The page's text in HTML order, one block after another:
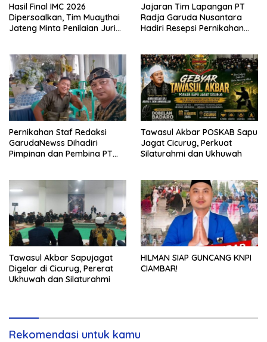
Hasil Final IMC 2026
Dipersoalkan, Tim Muaythai
Jateng Minta Penilaian Juri
Jajaran Tim Lapangan PT
Radja Garuda Nusantara
Hadiri Resepsi Pernikahan
Pernikahan Staf Redaksi
GarudaNewss Dihadiri
Pimpinan dan Pembina PT
Tawasul Akbar POSKAB Sapu
Jagat Cicurug, Perkuat
Silaturahmi dan Ukhuwah
Tawasul Akbar Sapujagat
Digelar di Cicurug, Pererat
Ukhuwah dan Silaturahmi
HILMAN SIAP GUNCANG KNPI
CIAMBAR!
Rekomendasi untuk kamu